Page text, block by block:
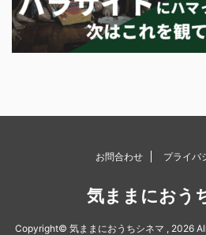
お問合わせ プライバ
気ままにおう
Copyright© 気ままにおうちシネマ , 2026